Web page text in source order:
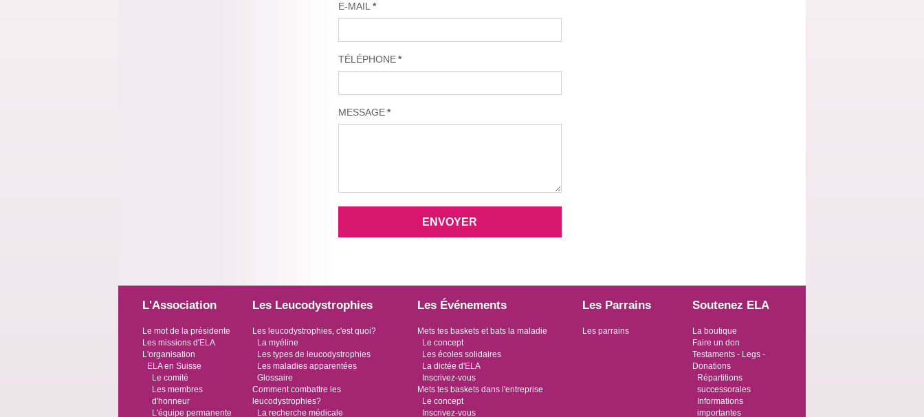
E-MAIL *
TÉLÉPHONE*
MESSAGE*
ENVOYER
L'Association
Le mot de la présidente
Les missions d'ELA
L'organisation
ELA en Suisse
Le comité
Les membres
d'honneur
L'équipe permanente
Les Leucodystrophies
Les leucodystrophies, c'est quoi?
La myéline
Les types de leucodystrophies
Les maladies apparentées
Glossaire
Comment combattre les
leucodystrophies?
La recherche médicale
Les Événements
Mets tes baskets et bats la maladie
Le concept
Les écoles solidaires
La dictée d'ELA
Inscrivez-vous
Mets tes baskets dans l'entreprise
Le concept
Inscrivez-vous
Les Parrains
Les parrains
Soutenez ELA
La boutique
Faire un don
Testaments - Legs -
Donations
Répartitions
successorales
Informations
importantes